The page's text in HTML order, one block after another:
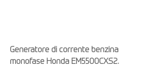
Generatore di corrente benzina
monofase Honda EM5500CXS2.